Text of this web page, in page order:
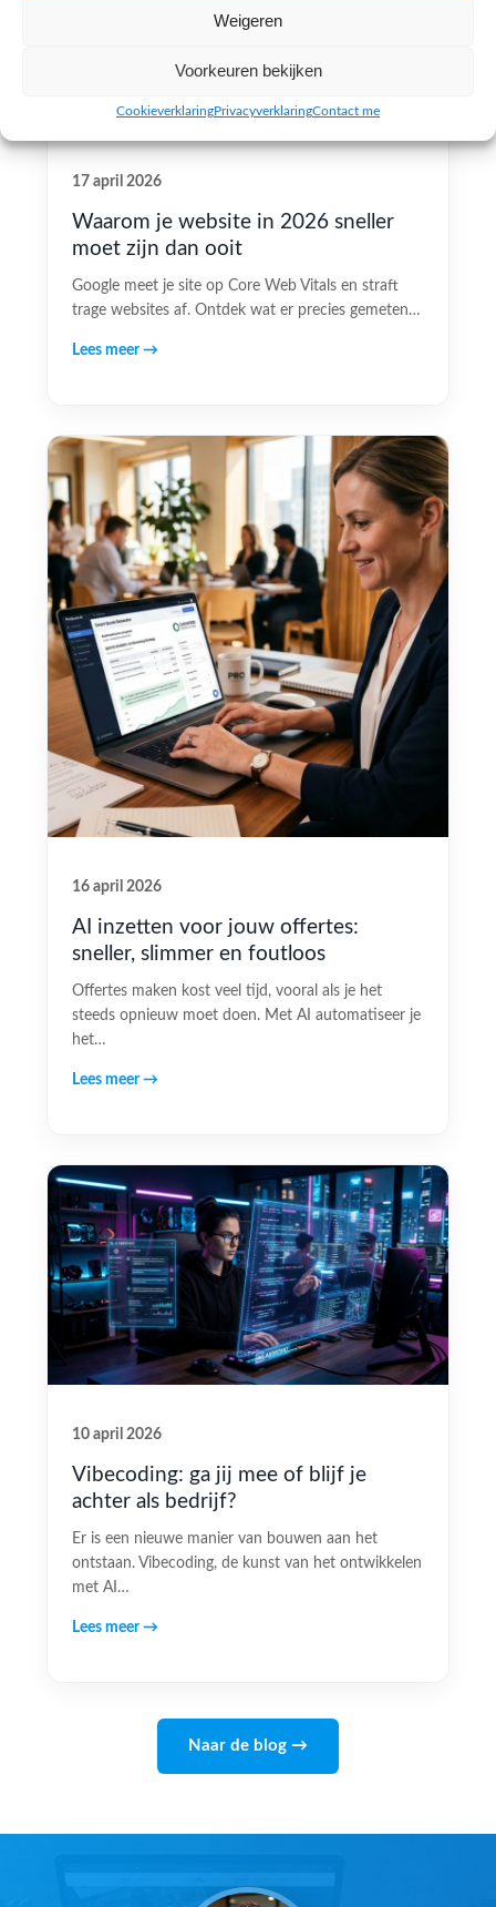
Weigeren
Voorkeuren bekijken
CookieverklaringPrivacyverklaringContact me
17 april 2026
Waarom je website in 2026 sneller
moet zijn dan ooit
Google meet je site op Core Web Vitals en straft
trage websites af. Ontdek wat er precies gemeten…
Lees meer →
16 april 2026
AI inzetten voor jouw offertes:
sneller, slimmer en foutloos
Offertes maken kost veel tijd, vooral als je het
steeds opnieuw moet doen. Met AI automatiseer je
het…
Lees meer →
10 april 2026
Vibecoding: ga jij mee of blijf je
achter als bedrijf?
Er is een nieuwe manier van bouwen aan het
ontstaan. Vibecoding, de kunst van het ontwikkelen
met AI…
Lees meer →
Naar de blog →